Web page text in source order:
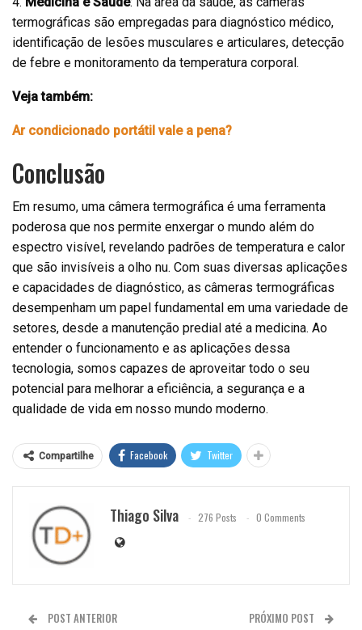
termográficas são empregadas para diagnóstico médico,
identificação de lesões musculares e articulares, detecção
de febre e monitoramento da temperatura corporal.
Veja também:
Ar condicionado portátil vale a pena?
Conclusão
Em resumo, uma câmera termográfica é uma ferramenta
poderosa que nos permite enxergar o mundo além do
espectro visível, revelando padrões de temperatura e calor
que são invisíveis a olho nu. Com suas diversas aplicações
e capacidades de diagnóstico, as câmeras termográficas
desempenham um papel fundamental em uma variedade de
setores, desde a manutenção predial até a medicina. Ao
entender o funcionamento e as aplicações dessa
tecnologia, somos capazes de aproveitar todo o seu
potencial para melhorar a eficiência, a segurança e a
qualidade de vida em nosso mundo moderno.
Compartilhe Facebook Twitter
Thiago Silva 276 Posts 0 Comments
POST ANTERIOR PRÓXIMO POST